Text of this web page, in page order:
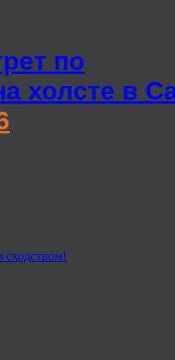
по
холсте в
сходством!